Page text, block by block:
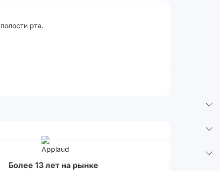
рта.
Более 13 лет на рынке